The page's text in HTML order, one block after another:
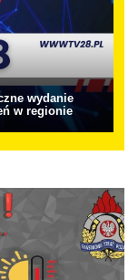
wydanie
w regionie